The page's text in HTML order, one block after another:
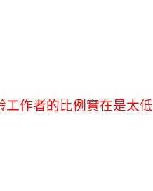
工作者的比例實在是太低